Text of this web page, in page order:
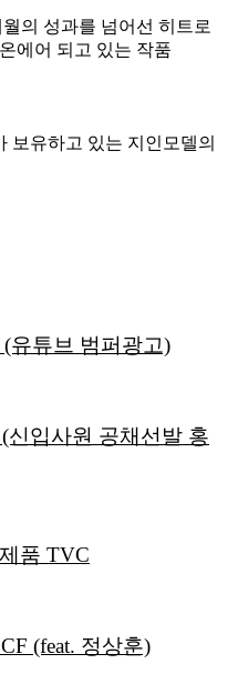
의 성과를 넘어선 히트로
에어 되고 있는 작품
보유하고 있는 지인모델의
유튜브 범퍼광고)
입사원 공채선발 홍
품 TVC
(feat. 정상훈)